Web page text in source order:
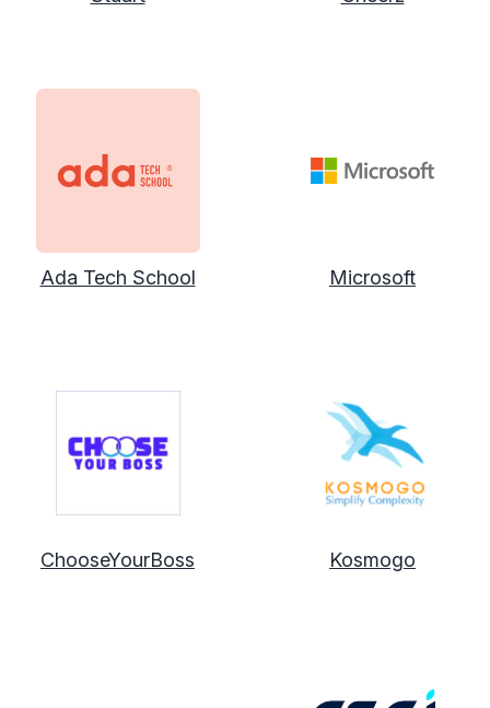
Ada Tech School Microsoft
ChooseYourBoss Kosmogo